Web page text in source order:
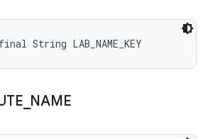
String LAB_NAME_KEY
NAME